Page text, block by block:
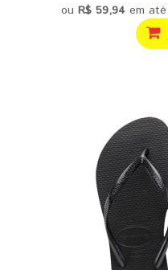
ou R$ 59,94em até